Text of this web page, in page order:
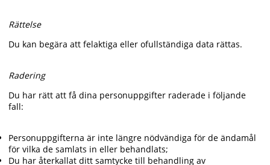
Rättelse
Du kan begära att felaktiga eller ofullständiga data rättas.
Radering
Du har rätt att få dina personuppgifter raderade i följande
fall:
Personuppgifterna är inte längre nödvändiga för de ändamål
för vilka de samlats in eller behandlats;
Du har återkallat ditt samtycke till behandling av